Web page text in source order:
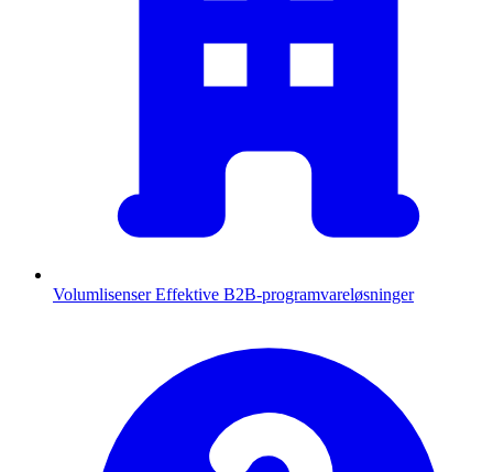
Volumlisenser Effektive B2B-programvareløsninger